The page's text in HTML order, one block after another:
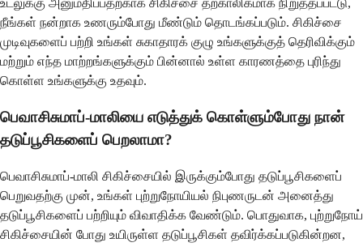
உடலுக்கு அனுமதிப்பதற்காக சிகிச்சை தற்காலிகமாக நிறுத்தப்பட்டு,
நீங்கள் நன்றாக உணரும்போது மீண்டும் தொடங்கப்படும். சிகிச்சை
முடிவுகளைப் பற்றி உங்கள் சுகாதாரக் குழு உங்களுக்குத் தெரிவிக்கும்
மற்றும் எந்த மாற்றங்களுக்கும் பின்னால் உள்ள காரணத்தை புரிந்து
கொள்ள உங்களுக்கு உதவும்.
பெவாசிசுமாப்-மாலியை எடுத்துக் கொள்ளும்போது நான்
தடுப்பூசிகளைப் பெறலாமா?
பெவாசிசுமாப்-மாலி சிகிச்சையில் இருக்கும்போது தடுப்பூசிகளைப்
பெறுவதற்கு முன், உங்கள் புற்றுநோயியல் நிபுணருடன் அனைத்து
தடுப்பூசிகளைப் பற்றியும் விவாதிக்க வேண்டும். பொதுவாக, புற்றுநோய்
சிகிச்சையின் போது உயிருள்ள தடுப்பூசிகள் தவிர்க்கப்படுகின்றன,